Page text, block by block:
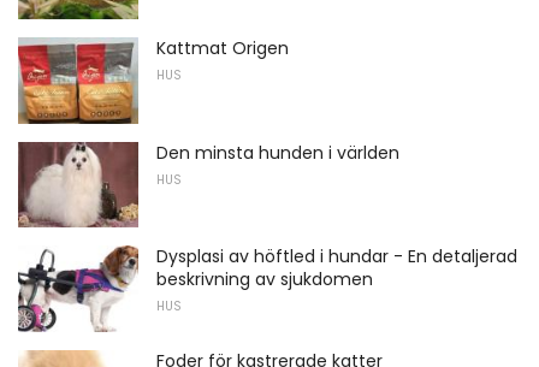
Kattmat Origen
HUS
Den minsta hunden i världen
HUS
Dysplasi av höftled i hundar - En detaljerad
beskrivning av sjukdomen
HUS
Foder för kastrerade katter